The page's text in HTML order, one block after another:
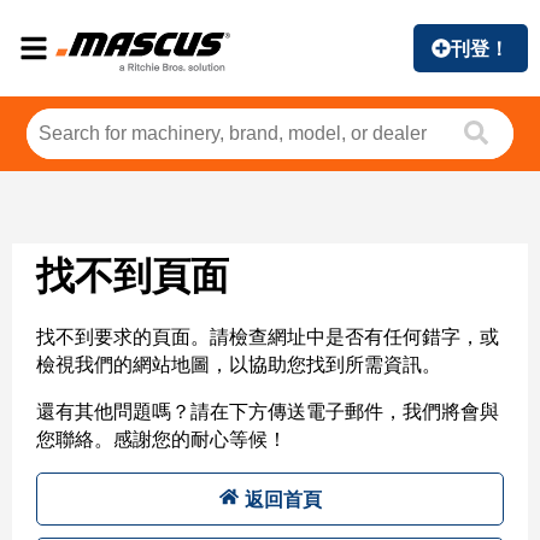
刊登！
找不到頁面
找不到要求的頁面。請檢查網址中是否有任何錯字，或
檢視我們的網站地圖，以協助您找到所需資訊。
還有其他問題嗎？請在下方傳送電子郵件，我們將會與
您聯絡。感謝您的耐心等候！
返回首頁